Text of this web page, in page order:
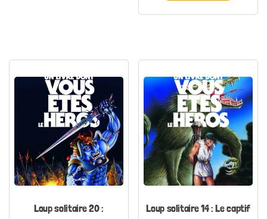
Loup solitaire 20 :
Loup solitaire 14 : Le captif